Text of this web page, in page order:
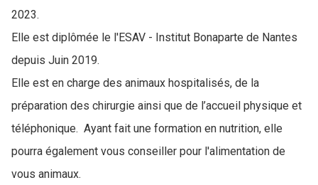
2023.
Elle est diplômée le l'ESAV - Institut Bonaparte de Nantes
depuis Juin 2019.
Elle est en charge des animaux hospitalisés, de la
préparation des chirurgie ainsi que de l’accueil physique et
téléphonique. Ayant fait une formation en nutrition, elle
pourra également vous conseiller pour l'alimentation de
vous animaux.